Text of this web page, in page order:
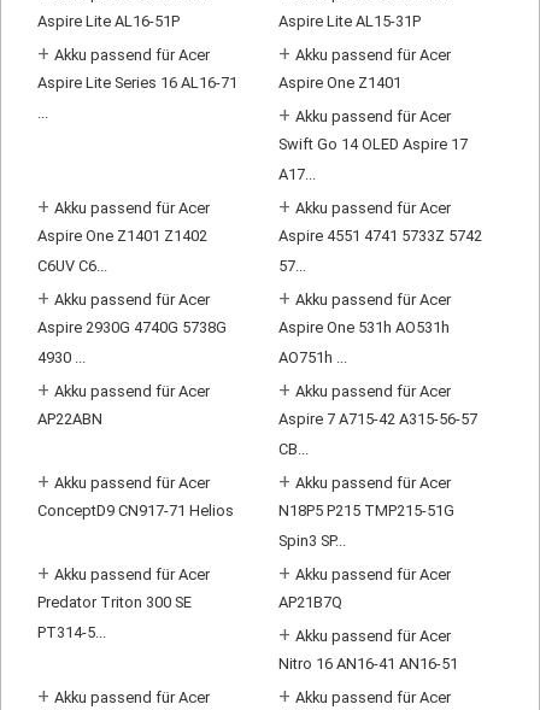
Aspire Lite AL16-51P
Aspire Lite AL15-31P
+ Akku passend für Acer
Aspire Lite Series 16 AL16-71
...
+ Akku passend für Acer
Aspire One Z1401
+ Akku passend für Acer
Swift Go 14 OLED Aspire 17
A17...
+ Akku passend für Acer
Aspire One Z1401 Z1402
C6UV C6...
+ Akku passend für Acer
Aspire 4551 4741 5733Z 5742
57...
+ Akku passend für Acer
Aspire 2930G 4740G 5738G
4930 ...
+ Akku passend für Acer
Aspire One 531h AO531h
AO751h ...
+ Akku passend für Acer
AP22ABN
+ Akku passend für Acer
Aspire 7 A715-42 A315-56-57
CB...
+ Akku passend für Acer
ConceptD9 CN917-71 Helios
+ Akku passend für Acer
N18P5 P215 TMP215-51G
Spin3 SP...
+ Akku passend für Acer
Predator Triton 300 SE
PT314-5...
+ Akku passend für Acer
AP21B7Q
+ Akku passend für Acer
Nitro 16 AN16-41 AN16-51
+ Akku passend für Acer + Akku passend für Acer